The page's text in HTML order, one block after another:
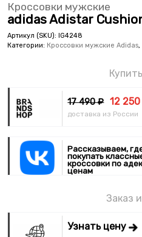
Кроссовки мужские
adidas Adistar
Артикул (SKU): IG4248
Категории: Кроссовки мужские Adidas,
17 490 ₽ 12
доставка из России
Рассказываем,
покупать
кроссовки по
ценам
Заказ
Узнать цену